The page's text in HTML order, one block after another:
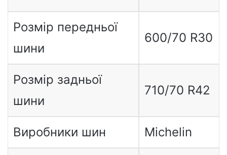
Розмір передньої
шини
600/70 R30
Розмір задньої
шини
710/70 R42
Виробники шин Michelin